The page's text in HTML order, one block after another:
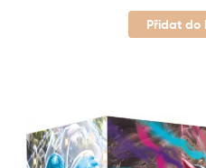
Přidat do